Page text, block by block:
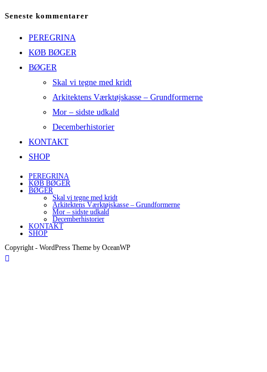
Seneste kommentarer
PEREGRINA
KØB BØGER
BØGER
Skal vi tegne med kridt
Arkitektens Værktøjskasse – Grundformerne
Mor – sidste udkald
Decemberhistorier
KONTAKT
SHOP
PEREGRINA
KØB BØGER
BØGER
Skal vi tegne med kridt
Arkitektens Værktøjskasse – Grundformerne
Mor – sidste udkald
Decemberhistorier
KONTAKT
SHOP
Copyright - WordPress Theme by OceanWP